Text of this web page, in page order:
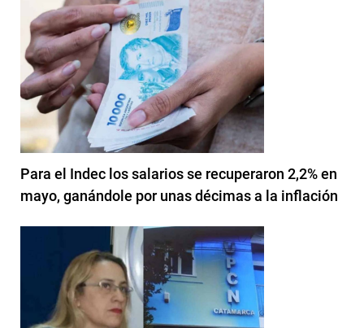
Para el Indec los salarios se recuperaron 2,2% en
mayo, ganándole por unas décimas a la inflación